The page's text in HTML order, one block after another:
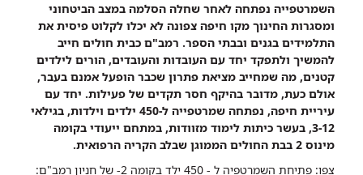
שיתוף
חסר
תקדים:
שמרטפייה
ל-450
ילדים
נפתחה
במתחם
התת-קרקעי
והממוגן
השמרטפייה נפתחה לאחר שחלה הסלמה במצב הביטחוני
ומסגרות החינוך מקו חיפה צפונה לא יכלו לקלוט פיסית את
התלמידים בגנים ובבתי הספר. רמב"ם כבית חולים חייב
להמשיך ולתפקד יחד עם העובדות והעובדים, הורים לילדים
קטנים, מה שמחייב מציאת פתרון שכבר הופעל אמנם בעבר,
אולם כעת, מדובר בהיקף חסר תקדים של פעילות. יחד עם
עיריית חיפה, נפתחה שמרטפייה ל-450 ילדים וילדות, בגילאי
3-12, בעשר כיתות לימוד מזוודות, במתחם ייעודי בקומה
מינוס 2 בבת החולים הממוגן שבלב הקריה הרפואית.
צפו: פתיחת השמרטפיה ל - 450 ילד בקומה 2- של חניון רמב"ם: